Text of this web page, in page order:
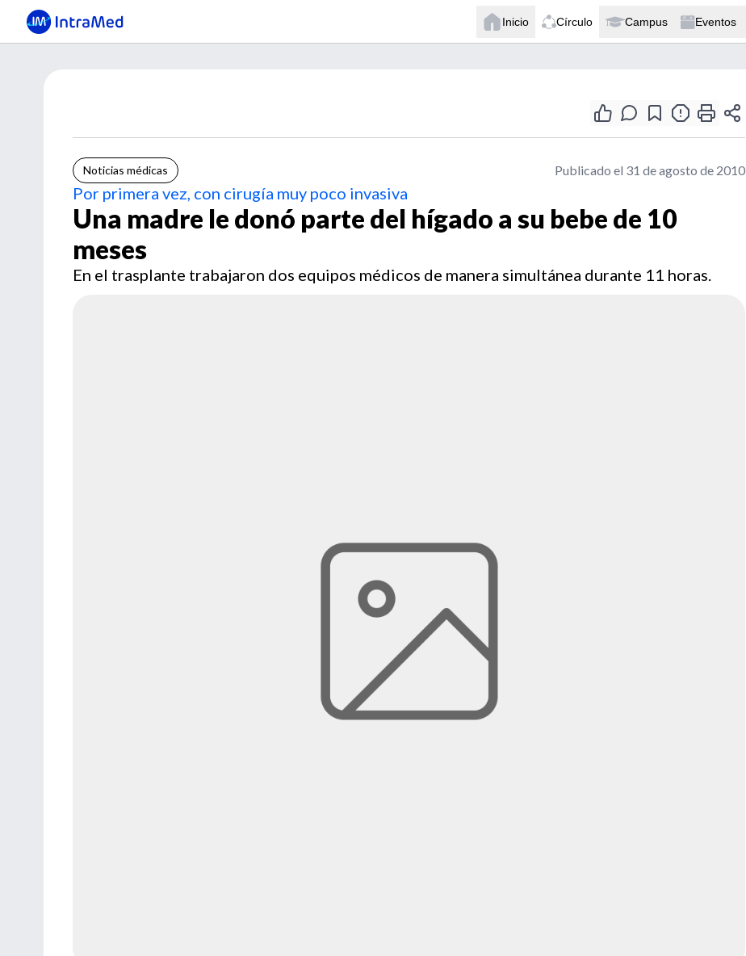
Inicio Círculo Campus Eventos
Noticias médicas Publicado el 31 de agosto de 2010
Por primera vez, con cirugía muy poco invasiva
Una madre le donó parte del hígado a su bebe de 10
meses
En el trasplante trabajaron dos equipos médicos de manera simultánea durante 11 horas.